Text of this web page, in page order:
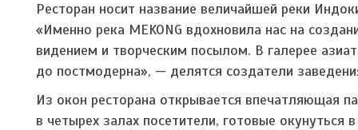
Ресторан носит название величайшей реки
«Именно река MEKONG вдохновила нас на
видением и творческим посылом. В галерее
до постмодерна», — делятся создатели
Из окон ресторана открывается впечатляющая
в четырех залах посетители, готовые